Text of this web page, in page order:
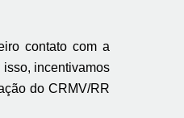
contato com a
isso, incentivamos
do CRMV/RR